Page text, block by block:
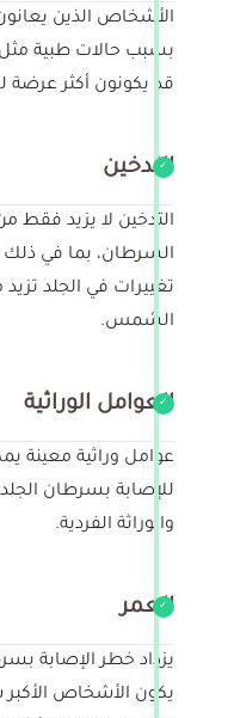
الأشخاص الذين
بسبب حالات طبية مثل
قد يكونون أكثر عرضة
التدخين
التدخين لا يزيد فقط
السرطان، بما في
تغييرات في الجلد
الشمس.
العوامل الوراثية
عوامل وراثية معينة
للإصابة بسرطان الجلد
والوراثة الفردية.
العمر
يزداد خطر الإصابة
يكون الأشخاص الأكبر